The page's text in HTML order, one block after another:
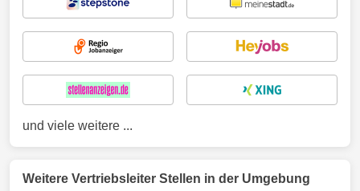
und viele weitere ...
Weitere Vertriebsleiter Stellen in der Umgebung